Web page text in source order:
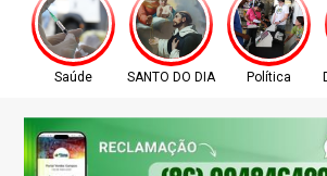
Saúde SANTO DO DIA Política